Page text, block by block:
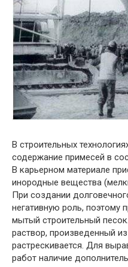
В строительных
содержание примесей в
В карьерном материале
инородные вещества
При создании
негативную роль,
мытый строительный
раствор, произведенный
растрескивается. Для
работ наличие